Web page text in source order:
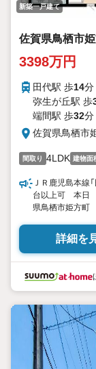
新築一戸建て
佐賀県鳥栖市
3398万円
田代駅 歩14分
弥生が丘駅 歩
端間駅 歩32分
佐賀県鳥栖市
間取り 4LDK 建物面
ＪＲ鹿児島本線
台以上可 本日
県鳥栖市姫方町
詳細を